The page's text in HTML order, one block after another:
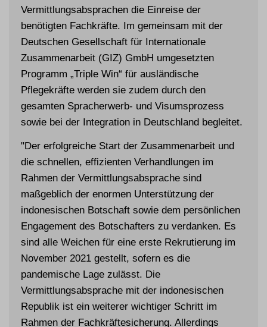
Vermittlungsabsprachen die Einreise der
benötigten Fachkräfte. Im gemeinsam mit der
Deutschen Gesellschaft für Internationale
Zusammenarbeit (GIZ) GmbH umgesetzten
Programm „Triple Win“ für ausländische
Pflegekräfte werden sie zudem durch den
gesamten Spracherwerb- und Visumsprozess
sowie bei der Integration in Deutschland begleitet.
"Der erfolgreiche Start der Zusammenarbeit und
die schnellen, effizienten Verhandlungen im
Rahmen der Vermittlungsabsprache sind
maßgeblich der enormen Unterstützung der
indonesischen Botschaft sowie dem persönlichen
Engagement des Botschafters zu verdanken. Es
sind alle Weichen für eine erste Rekrutierung im
November 2021 gestellt, sofern es die
pandemische Lage zulässt. Die
Vermittlungsabsprache mit der indonesischen
Republik ist ein weiterer wichtiger Schritt im
Rahmen der Fachkräftesicherung. Allerdings